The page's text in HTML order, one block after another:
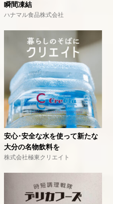
瞬間凍結
ハナマル食品株式会社
安心･安全な水を使って新たな
大分の名物飲料を
株式会社極東クリエイト